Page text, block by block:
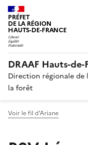
PRÉFET
DE LA RÉGION
HAUTS-DE-FRANCE
DRAAF Hauts-de-
Direction régionale de
la forêt
Voir le fil d'Ariane